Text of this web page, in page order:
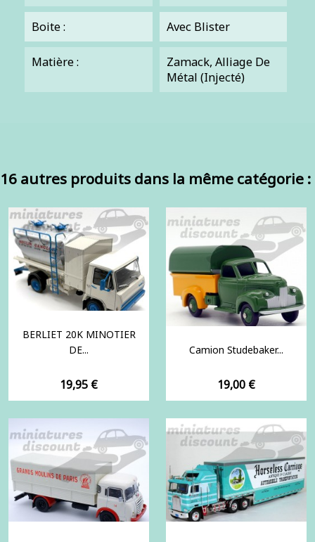
Boite : Avec Blister
Matière :
Zamack, Alliage De
Métal (injecté)
16 autres produits dans la même catégorie :
BERLIET 20K MINOTIER
DE...
Prix
19,95 €
Camion Studebaker...
Prix
19,00 €